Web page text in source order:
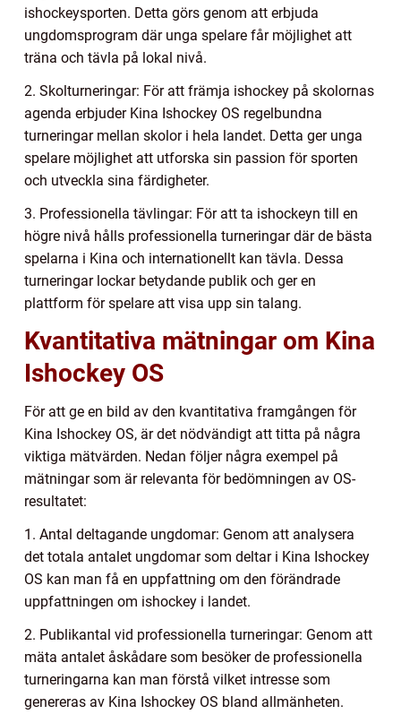
ishockeysporten. Detta görs genom att erbjuda
ungdomsprogram där unga spelare får möjlighet att
träna och tävla på lokal nivå.
2. Skolturneringar: För att främja ishockey på skolornas
agenda erbjuder Kina Ishockey OS regelbundna
turneringar mellan skolor i hela landet. Detta ger unga
spelare möjlighet att utforska sin passion för sporten
och utveckla sina färdigheter.
3. Professionella tävlingar: För att ta ishockeyn till en
högre nivå hålls professionella turneringar där de bästa
spelarna i Kina och internationellt kan tävla. Dessa
turneringar lockar betydande publik och ger en
plattform för spelare att visa upp sin talang.
Kvantitativa mätningar om Kina
Ishockey OS
För att ge en bild av den kvantitativa framgången för
Kina Ishockey OS, är det nödvändigt att titta på några
viktiga mätvärden. Nedan följer några exempel på
mätningar som är relevanta för bedömningen av OS-
resultatet:
1. Antal deltagande ungdomar: Genom att analysera
det totala antalet ungdomar som deltar i Kina Ishockey
OS kan man få en uppfattning om den förändrade
uppfattningen om ishockey i landet.
2. Publikantal vid professionella turneringar: Genom att
mäta antalet åskådare som besöker de professionella
turneringarna kan man förstå vilket intresse som
genereras av Kina Ishockey OS bland allmänheten.